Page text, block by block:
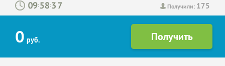
Получили: 175
: :
0 руб.